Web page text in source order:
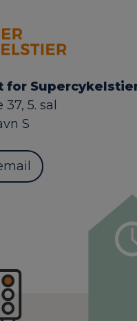
for
5. sal
S